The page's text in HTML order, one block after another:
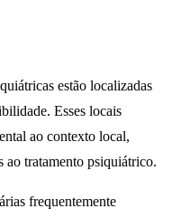
estão localizadas
Esses locais
ao contexto local,
ao tratamento psiquiátrico.
frequentemente